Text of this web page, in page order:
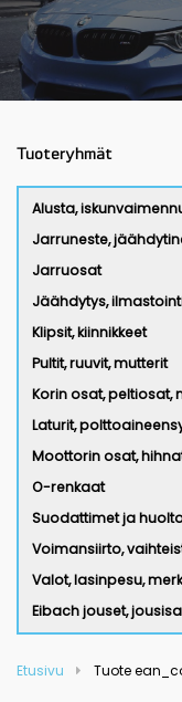
Tuoteryhmät
Alusta,
Jarruneste,
Jarruosat
Jäähdytys,
Klipsit, kiinnikkeet
Pultit, ruuvit, mutterit
Korin osat, peltiosat,
Laturit,
Moottorin osat,
O-renkaat
Suodattimet ja
Voimansiirto,
Valot, lasinpesu,
Eibach jouset,
Etusivu Tuote